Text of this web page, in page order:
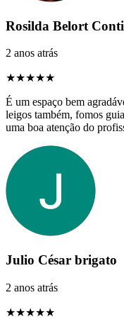
Rosilda Belort
2 anos atrás
★★★★★
É um espaço bem
leigos também, fomos
uma boa atenção do
Julio César brigato
2 anos atrás
★★★★★